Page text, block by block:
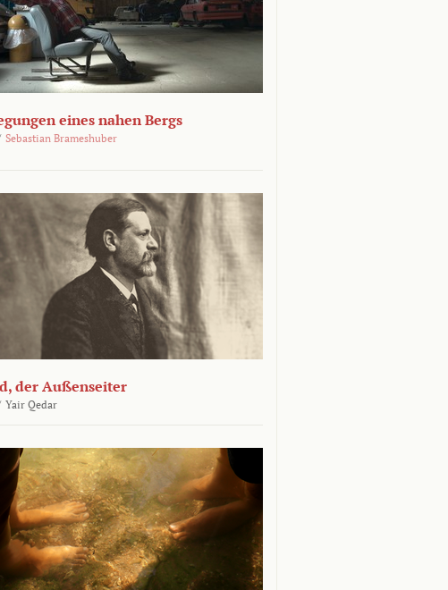
eines nahen Bergs
Sebastian Brameshuber
der Außenseiter
Yair Qedar